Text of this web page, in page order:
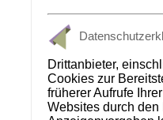
Drittanbieter,
Cookies zur
früherer Aufrufe
Websites durch